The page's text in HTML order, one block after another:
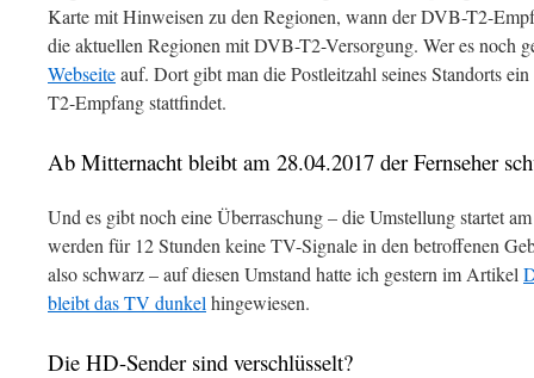
Karte mit Hinweisen zu den Regionen, wann der DVB-T2-
die aktuellen Regionen mit DVB-T2-Versorgung. Wer es noch
Webseiteauf. Dort gibt man die Postleitzahl seines Standorts
T2-Empfang stattfindet.
Ab Mitternacht bleibt am 28.04.2017 der Fernseher
Und es gibt noch eine Überraschung – die Umstellung startet
werden für 12 Stunden keine TV-Signale in den betroffenen
also schwarz – auf diesen Umstand hatte ich gestern im Artikel
bleibt das TV dunkel hingewiesen.
Die HD-Sender sind verschlüsselt?